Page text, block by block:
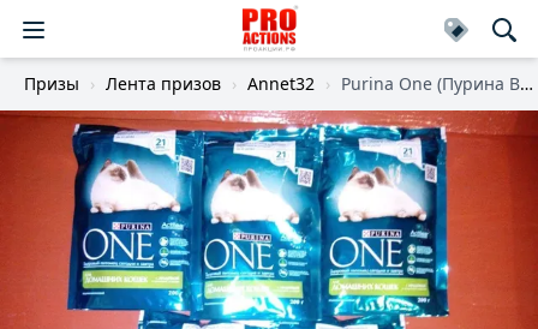
Призы Лента призов Annet32 Purina One (Пурина Ван): «Открытки #котоЗОЖ»